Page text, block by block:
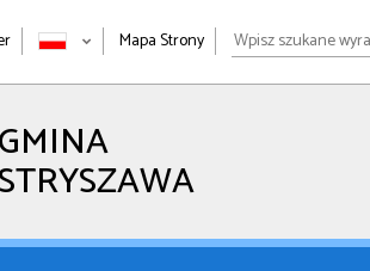
Mapa Strony
Wpisz
szukane
wyrażenie
GMINA
STRYSZAWA